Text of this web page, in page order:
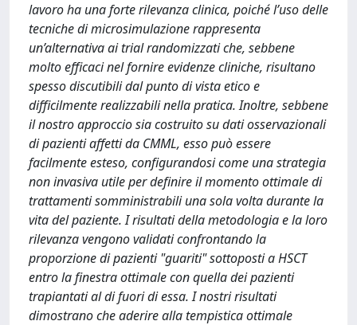
lavoro ha una forte rilevanza clinica, poiché l’uso delle
tecniche di microsimulazione rappresenta
un’alternativa ai trial randomizzati che, sebbene
molto efficaci nel fornire evidenze cliniche, risultano
spesso discutibili dal punto di vista etico e
difficilmente realizzabili nella pratica. Inoltre, sebbene
il nostro approccio sia costruito su dati osservazionali
di pazienti affetti da CMML, esso può essere
facilmente esteso, configurandosi come una strategia
non invasiva utile per definire il momento ottimale di
trattamenti somministrabili una sola volta durante la
vita del paziente. I risultati della metodologia e la loro
rilevanza vengono validati confrontando la
proporzione di pazienti "guariti" sottoposti a HSCT
entro la finestra ottimale con quella dei pazienti
trapiantati al di fuori di essa. I nostri risultati
dimostrano che aderire alla tempistica ottimale